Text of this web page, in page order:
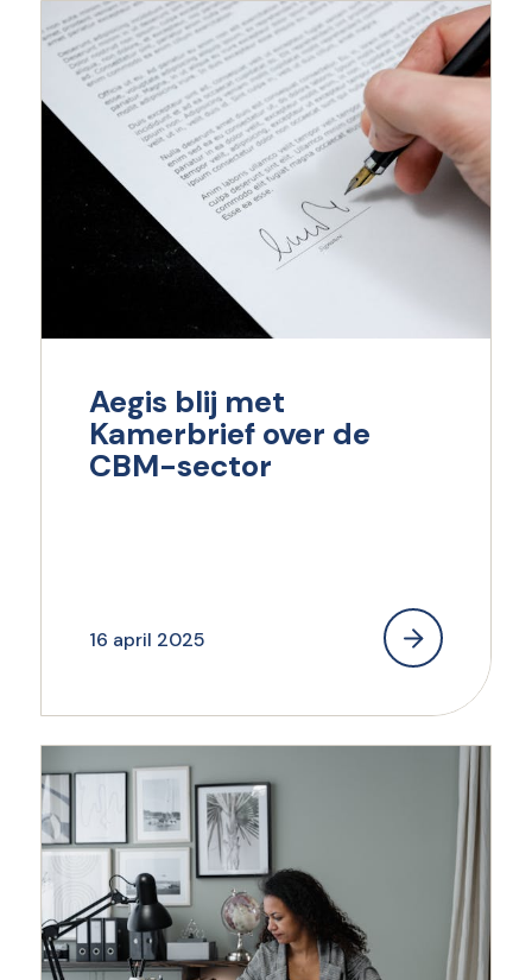
Aegis blij met
Kamerbrief over de
CBM-sector
16 april 2025